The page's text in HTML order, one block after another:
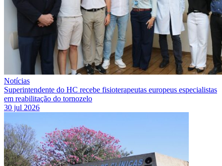
Notícias
Superintendente do HC recebe fisioterapeutas europeus especialistas
em reabilitação do tornozelo
30 jul 2026